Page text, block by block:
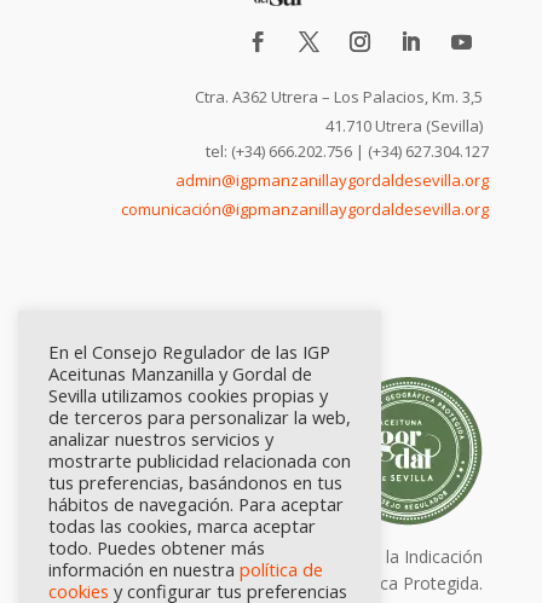
Ctra. A362 Utrera – Los Palacios, Km. 3,5
41.710 Utrera (Sevilla)
tel: (+34) 666.202.756 | (+34) 627.304.127
admin@igpmanzanillaygordaldesevilla.org
comunicación@igpmanzanillaygordaldesevilla.org
Calidad certificada por Origen. Sellos de la Indicación
Geográfica Protegida.
En el Consejo Regulador de las IGP
Aceitunas Manzanilla y Gordal de
Sevilla utilizamos cookies propias y
de terceros para personalizar la web,
analizar nuestros servicios y
mostrarte publicidad relacionada con
tus preferencias, basándonos en tus
hábitos de navegación. Para aceptar
todas las cookies, marca aceptar
todo. Puedes obtener más
información en nuestra política de
cookies y configurar tus preferencias